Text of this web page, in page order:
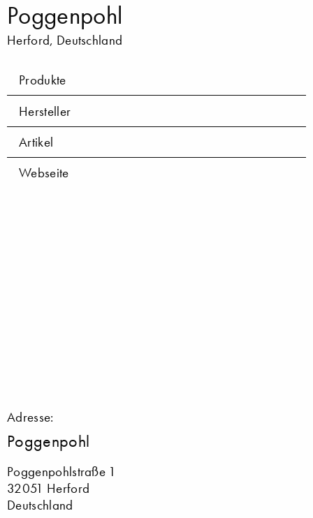
Poggenpohl
Herford, Deutschland
Produkte
Hersteller
Artikel
Webseite
Adresse:
Poggenpohl
Poggenpohlstraße 1
32051 Herford
Deutschland